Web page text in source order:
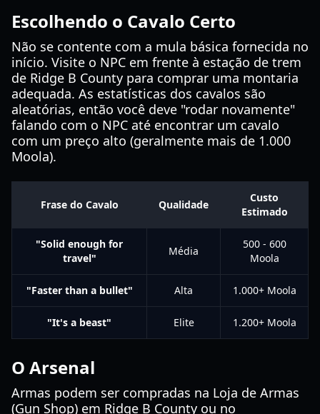
Escolhendo o Cavalo Certo
Não se contente com a mula básica fornecida no
início. Visite o NPC em frente à estação de trem
de Ridge B County para comprar uma montaria
adequada. As estatísticas dos cavalos são
aleatórias, então você deve "rodar novamente"
falando com o NPC até encontrar um cavalo
com um preço alto (geralmente mais de 1.000
Moola).
Frase do Cavalo Qualidade
Custo
Estimado
"Solid enough for
travel"
Média
500 - 600
Moola
"Faster than a bullet" Alta 1.000+ Moola
"It's a beast" Elite 1.200+ Moola
O Arsenal
Armas podem ser compradas na Loja de Armas
(Gun Shop) em Ridge B County ou no